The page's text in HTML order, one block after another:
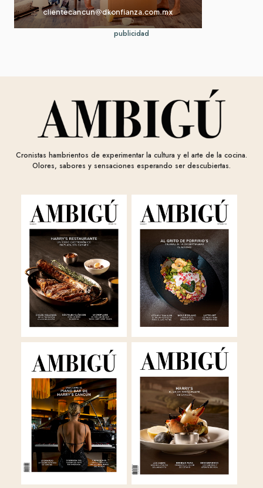
publicidad
Cronistas hambrientos de experimentar la cultura y el arte de la cocina.
Olores, sabores y sensaciones esperando ser descubiertas.